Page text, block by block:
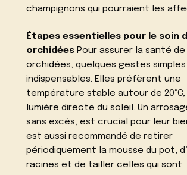
champignons qui pourraient les
Étapes essentielles pour le soin
orchidées Pour assurer la santé de
orchidées, quelques gestes
indispensables. Elles préfèrent une
température stable autour de 20°C,
lumière directe du soleil. Un
sans excès, est crucial pour leur
est aussi recommandé de retirer
périodiquement la mousse du pot,
racines et de tailler celles qui sont